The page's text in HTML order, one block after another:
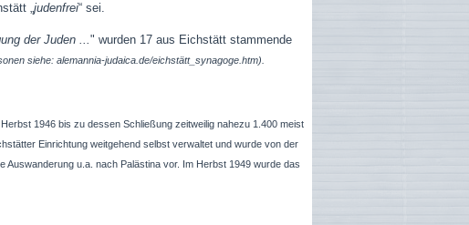
„judenfrei“ sei.
der Juden ..." wurden 17 aus Eichstätt stammende
siehe: alemannia-judaica.de/eichstätt_synagoge.htm).
1946 bis zu dessen Schließung zeitweilig nahezu 1.400 meist
Einrichtung weitgehend selbst verwaltet und wurde von der
Auswanderung u.a. nach Palästina vor. Im Herbst 1949 wurde das